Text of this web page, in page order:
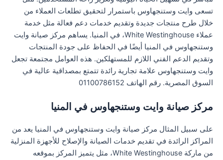
تسعى وايت وستنجهاوس باستمرار لتحقيق تطلعات العملاء من
خلال طرح منتجات جديدة وتقديم خدمات دعم فعالة مثل خدمة
عملاء White Westinghouse، في المنيا. يساهم مركز صيانة وايت
وستنجهاوس في المنيا أيضًا في الحفاظ على جودة المنتجات
وتقديم الدعم الفني اللازم للمستهلكين. هذه العوامل مجتمعة تجعل
وايت وستنجهاوس علامة تجارية رائدة تتمتع بمصداقية عالية في
السوق المصرية. رقم الهاتف 01100786152
مركز صيانة وايت وستنجهاوس في المنيا
على سبيل المثال مركز صيانة وايت وستنجهاوس في المنيا يعد من
المراكز الرائدة في تقديم خدمات الصيانة والإصلاح للأجهزة المنزلية
من ماركة White Westinghouse، مثل يتميز المركز بموقعه